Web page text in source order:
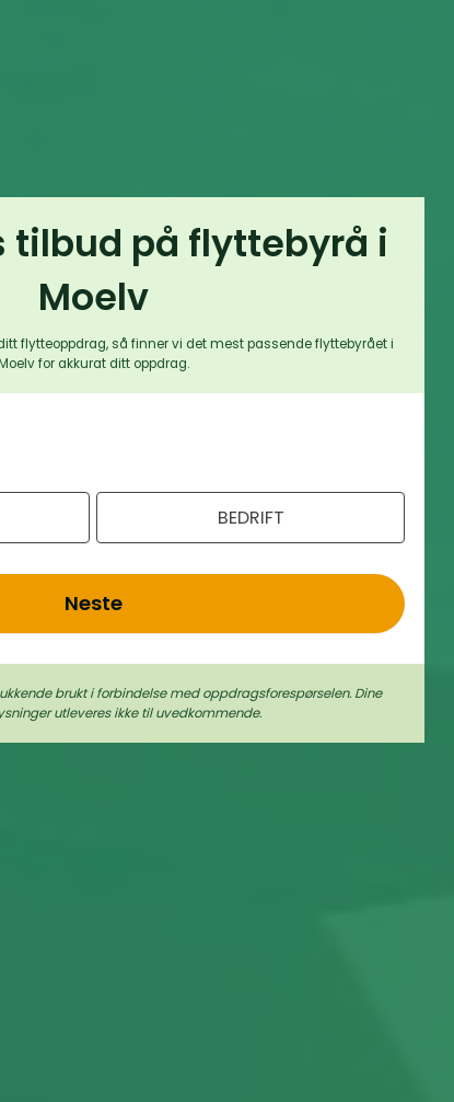
tilbud på flyttebyrå i
Moelv
flytteoppdrag, så finner vi det mest passende flyttebyrået i
for akkurat ditt oppdrag.
BEDRIFT
Neste
brukt i forbindelse med oppdragsforespørselen. Dine
utleveres ikke til uvedkommende.